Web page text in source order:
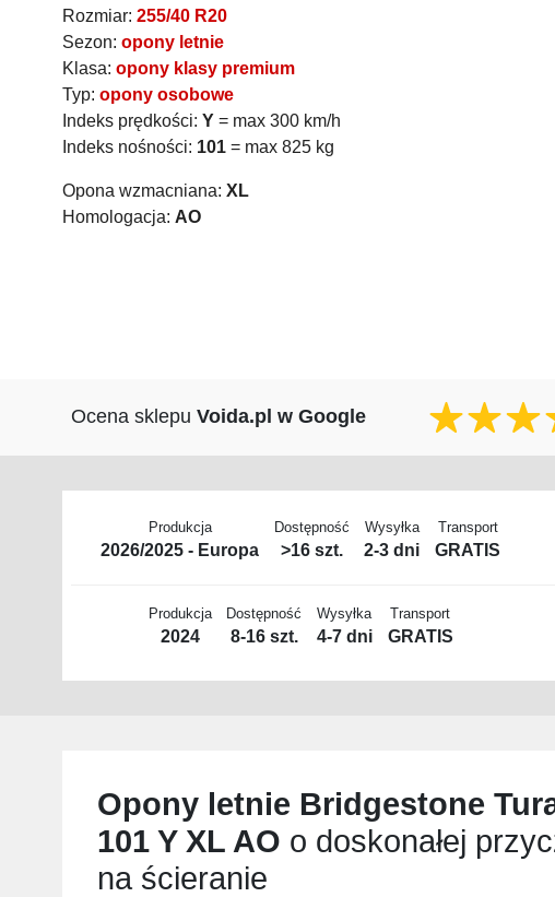
Rozmiar: 255/40 R20
Sezon: opony letnie
Klasa: opony klasy premium
Typ: opony osobowe
Indeks prędkości: Y = max 300 km/h
Indeks nośności: 101 = max 825 kg
Opona wzmacniana: XL
Homologacja: AO
Ocena sklepu Voida.pl w Google
Produkcja
2026/2025 - Europa
Dostępność
>16 szt.
Wysyłka
2-3 dni
Transport
GRATIS
Produkcja
2024
Dostępność
8-16 szt.
Wysyłka
4-7 dni
Transport
GRATIS
Opony letnie Bridgestone
101 Y XL AO o doskonałej
na ścieranie